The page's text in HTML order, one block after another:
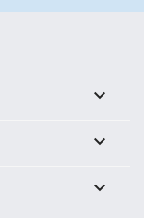


